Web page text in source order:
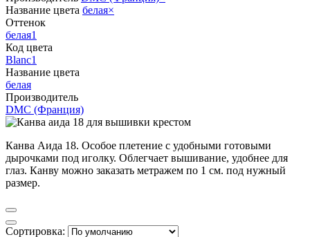
Название цвета белая×
Оттенок
белая1
Код цвета
Blanc1
Название цвета
белая
Производитель
DMC (Франция)
Канва Аида 18. Особое плетение с удобными готовыми
дырочками под иголку. Облегчает вышивание, удобнее для
глаз. Канву можно заказать метражем по 1 см. под нужный
размер.
Сортировка: